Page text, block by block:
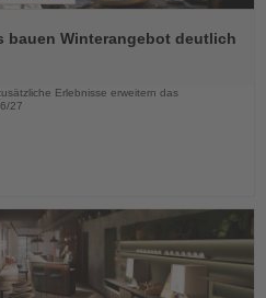
bauen Winterangebot deutlich
Erlebnisse erweitern das
27